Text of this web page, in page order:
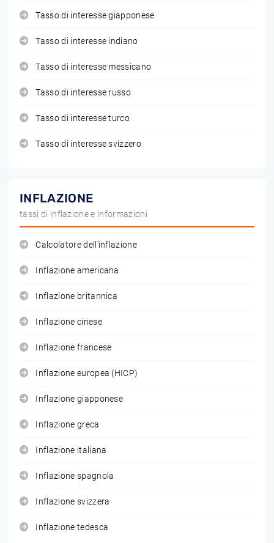
Tasso di interesse giapponese
Tasso di interesse indiano
Tasso di interesse messicano
Tasso di interesse russo
Tasso di interesse turco
Tasso di interesse svizzero
INFLAZIONE
tassi di inflazione e informazioni
Calcolatore dell'inflazione
Inflazione americana
Inflazione britannica
Inflazione cinese
Inflazione francese
Inflazione europea (HICP)
Inflazione giapponese
Inflazione greca
Inflazione italiana
Inflazione spagnola
Inflazione svizzera
Inflazione tedesca